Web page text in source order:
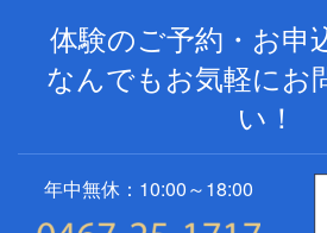
体験のご予約・お申
なんでもお気軽にお
い！
年中無休：10:00～18:00